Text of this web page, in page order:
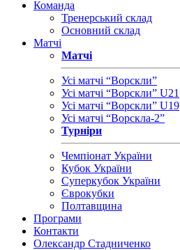
Команда
Тренерський склад
Основний склад
Матчі
Матчі
Усі матчі “Ворскли”
Усі матчі “Ворскли” U21
Усі матчі “Ворскли” U19
Усі матчі “Ворскла-2”
Турніри
Чемпіонат України
Кубок України
Суперкубок України
Єврокубки
Полтавщина
Програми
Контакти
Олександр Стадниченко